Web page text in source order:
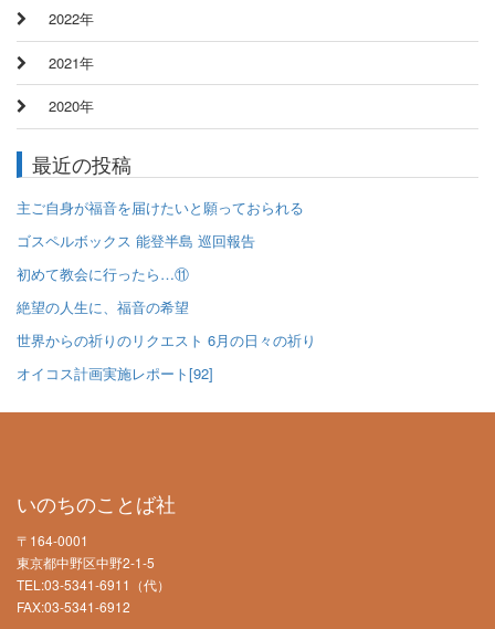
2022年
2021年
2020年
最近の投稿
主ご自身が福音を届けたいと願っておられる
ゴスペルボックス 能登半島 巡回報告
初めて教会に行ったら…⑪
絶望の人生に、福音の希望
世界からの祈りのリクエスト 6月の日々の祈り
オイコス計画実施レポート[92]
いのちのことば社
〒164-0001
東京都中野区中野2-1-5
TEL:03-5341-6911（代）
FAX:03-5341-6912